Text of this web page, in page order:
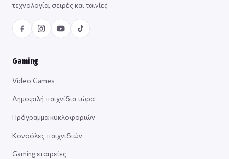
τεχνολογία, σειρές και ταινίες
Gaming
Video Games
Δημοφιλή παιχνίδια τώρα
Πρόγραμμα κυκλοφοριών
Κονσόλες παιχνιδιών
Gaming εταιρείες